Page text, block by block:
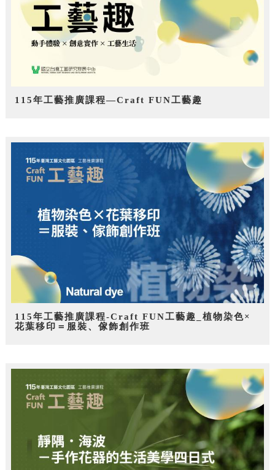
115年工藝推廣課程—Craft FUN工藝趣
115年工藝推廣課程-Craft FUN工藝趣_植物染色×
花葉移印＝服裝、傢飾創作班